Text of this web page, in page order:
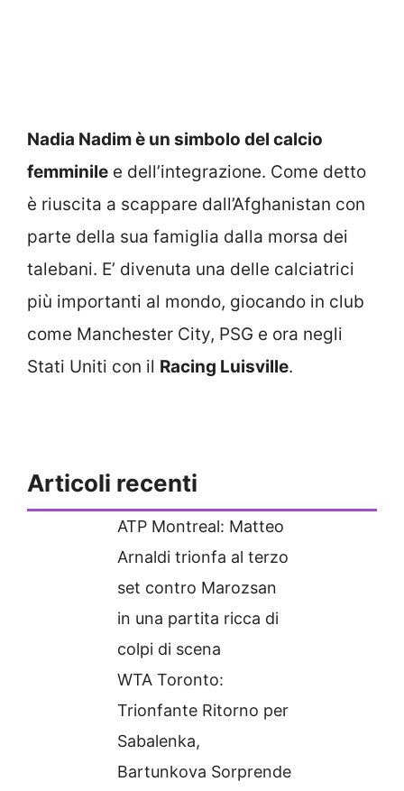
Nadia Nadim è un simbolo del calcio
femminile e dell’integrazione. Come detto
è riuscita a scappare dall’Afghanistan con
parte della sua famiglia dalla morsa dei
talebani. E’ divenuta una delle calciatrici
più importanti al mondo, giocando in club
come Manchester City, PSG e ora negli
Stati Uniti con il Racing Luisville.
Articoli recenti
ATP Montreal: Matteo
Arnaldi trionfa al terzo
set contro Marozsan
in una partita ricca di
colpi di scena
WTA Toronto:
Trionfante Ritorno per
Sabalenka,
Bartunkova Sorprende